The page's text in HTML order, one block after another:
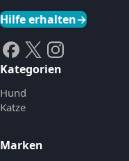
Hilfe erhalten→
Kategorien
Hund
Katze
Marken